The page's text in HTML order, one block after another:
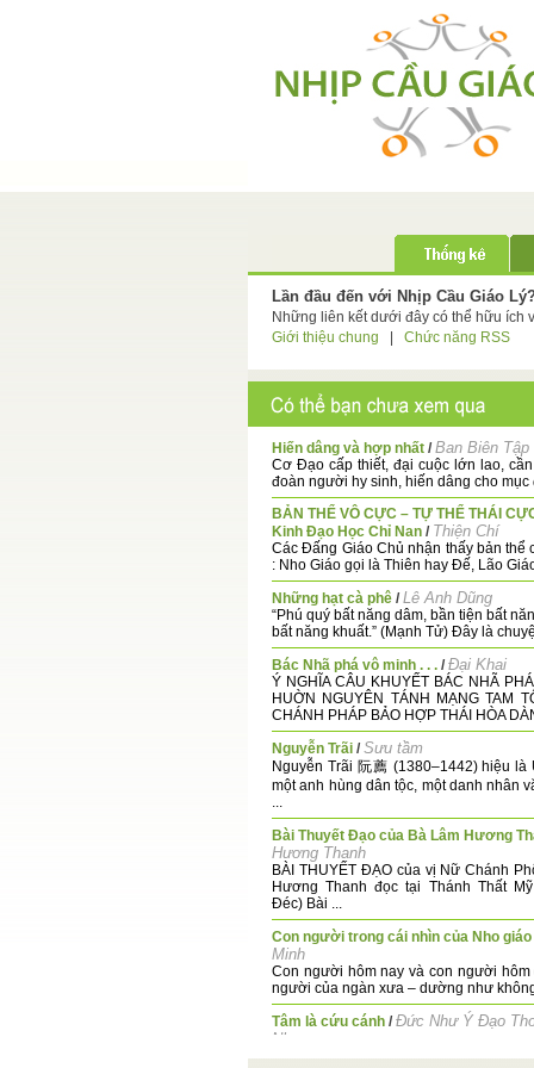
Lần đầu đến với Nhịp Cầu Giáo
Những liên kết dưới đây có thể hữu ích
Giới thiệu chung
Chức năng RSS
Hiến dâng và hợp nhất /Ban Biên Tập
Cơ Đạo cấp thiết, đại cuộc lớn lao,
đoàn người hy sinh, hiến dâng cho mục
BẢN THỂ VÔ CỰC – TỰ THỂ THÁI
Kinh Đạo Học Chỉ Nan / Thiện Chí
Các Đấng Giáo Chủ nhận thấy bản thể
: Nho Giáo gọi là Thiên hay Đế, Lão
Những hạt cà phê /Lê Anh Dũng
“Phú quý bất năng dâm, bần tiện bất
bất năng khuất.” (Mạnh Tử) Đây là
Bác Nhã phá vô minh . . . /Đại Khai
Ý NGHĨA CÂU KHUYẾT BÁC NHÃ
HUỜN NGUYÊN TÁNH MẠNG TAM
CHÁNH PHÁP BẢO HỢP THÁI HÒA
Nguyễn Trãi /Sưu tầm
Nguyễn Trãi 阮薦 (1380–1442) hiệu là
một anh hùng dân tộc, một danh nhân
...
Bài Thuyết Đạo của Bà Lâm Hương
Hương Thanh
BÀI THUYẾT ĐẠO của vị Nữ Chánh
Hương Thanh đọc tại Thánh Thất
Đéc) Bài ...
Con người trong cái nhìn của Nho giáo
Minh
Con người hôm nay và con người hôm
người của ngàn xưa – dường như
Tâm là cứu cánh /Đức Như Ý Đạo
Nhơn
Cơ Quan Phổ Thông Giáo Lý, 10 giờ